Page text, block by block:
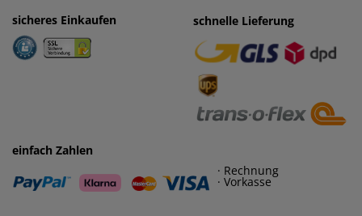
sicheres Einkaufen einfaches Zahlen
· Rechnung
· Vorkasse
schnelle Lieferung
einfach Zahlen
· Rechnung
· Vorkasse